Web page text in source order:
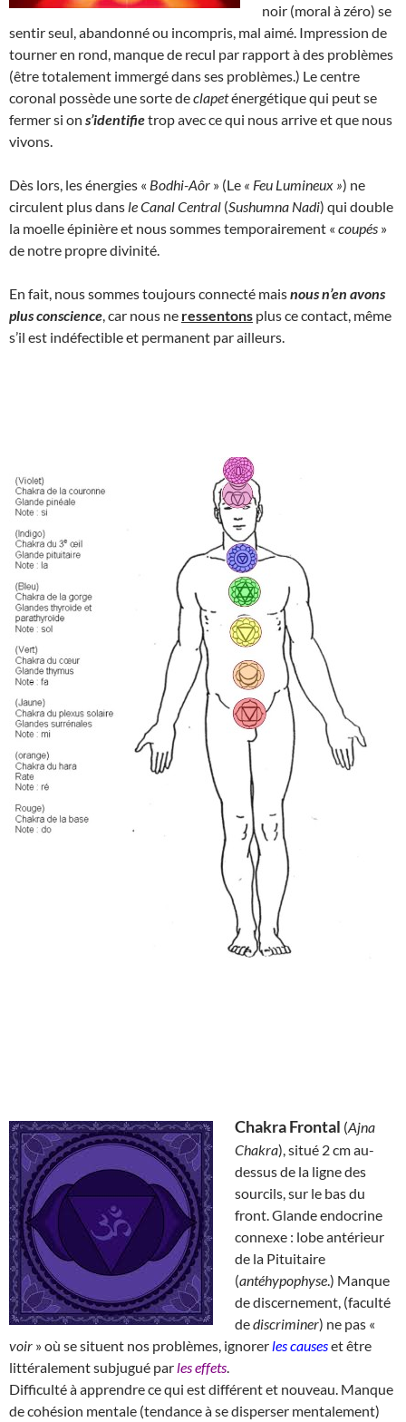
noir (moral à zéro) se
sentir seul, abandonné ou incompris, mal aimé. Impression de
tourner en rond, manque de recul par rapport à des problèmes
(être totalement immergé dans ses problèmes.) Le centre
coronal possède une sorte declapeténergétique qui peut se
fermer si on s’identifietrop avec ce qui nous arrive et que nous
vivons.
Dès lors, les énergies « Bodhi-Aôr » (Le « Feu Lumineux ») ne
circulent plus dans le Canal Central (Sushumna Nadi) qui double
la moelle épinière et nous sommes temporairement « coupés »
de notre propre divinité.
En fait, nous sommes toujours connecté maisnous n’en avons
plus conscience , car nous ne ressentons plus ce contact, même
s’il est indéfectible et permanent par ailleurs.
Chakra Frontal (Ajna
Chakra), situé 2 cm au-
dessus de la ligne des
sourcils, sur le bas du
front. Glande endocrine
connexe : lobe antérieur
de la Pituitaire
(antéhypophyse.) Manque
de discernement, (faculté
dediscriminer) ne pas «
voir » où se situent nos problèmes, ignorer les causeset être
littéralement subjugué par les effets
Difficulté à apprendre ce qui est différent et nouveau. Manque
de cohésion mentale (tendance à se disperser mentalement)